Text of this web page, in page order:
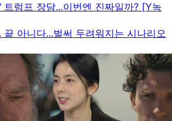
트럼프 장담...이번엔 진짜일까? [Y녹
아니다...벌써 두려워지는 시나리오